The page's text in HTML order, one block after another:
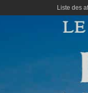
Liste des